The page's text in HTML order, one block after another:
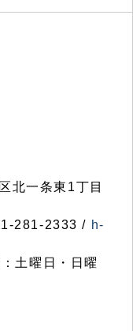
北一条東1丁目
281-2333 / h-
土曜日・日曜